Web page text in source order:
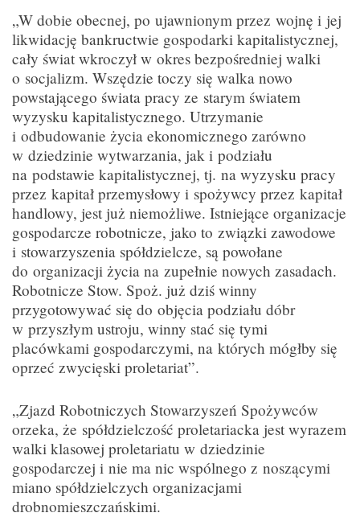
„W dobie obecnej, po ujawnionym przez wojnę i jej
likwidację bankructwie gospodarki kapitalistycznej,
cały świat wkroczył w okres bezpośredniej walki
o socjalizm. Wszędzie toczy się walka nowo
powstającego świata pracy ze starym światem
wyzysku kapitalistycznego. Utrzymanie
i odbudowanie życia ekonomicznego zarówno
w dziedzinie wytwarzania, jak i podziału
na podstawie kapitalistycznej, tj. na wyzysku pracy
przez kapitał przemysłowy i spożywcy przez kapitał
handlowy, jest już niemożliwe. Istniejące organizacje
gospodarcze robotnicze, jako to związki zawodowe
i stowarzyszenia spółdzielcze, są powołane
do organizacji życia na zupełnie nowych zasadach.
Robotnicze Stow. Spoż. już dziś winny
przygotowywać się do objęcia podziału dóbr
w przyszłym ustroju, winny stać się tymi
placówkami gospodarczymi, na których mógłby się
oprzeć zwycięski proletariat”.
„Zjazd Robotniczych Stowarzyszeń Spożywców
orzeka, że spółdzielczość proletariacka jest wyrazem
walki klasowej proletariatu w dziedzinie
gospodarczej i nie ma nic wspólnego z noszącymi
miano spółdzielczych organizacjami
drobnomieszczańskimi.